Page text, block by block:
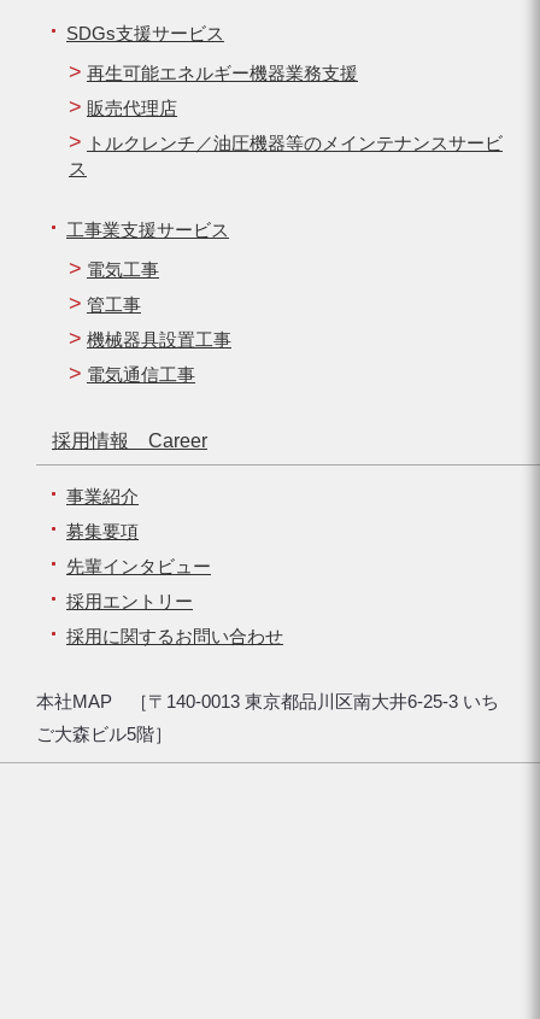
SDGs支援サービス
再生可能エネルギー機器業務支援
販売代理店
トルクレンチ／油圧機器等のメインテナンスサービ
ス
工事業支援サービス
電気工事
管工事
機械器具設置工事
電気通信工事
採用情報 Career
事業紹介
募集要項
先輩インタビュー
採用エントリー
採用に関するお問い合わせ
本社MAP ［〒140-0013 東京都品川区南大井6-25-3 いち
ご大森ビル5階］